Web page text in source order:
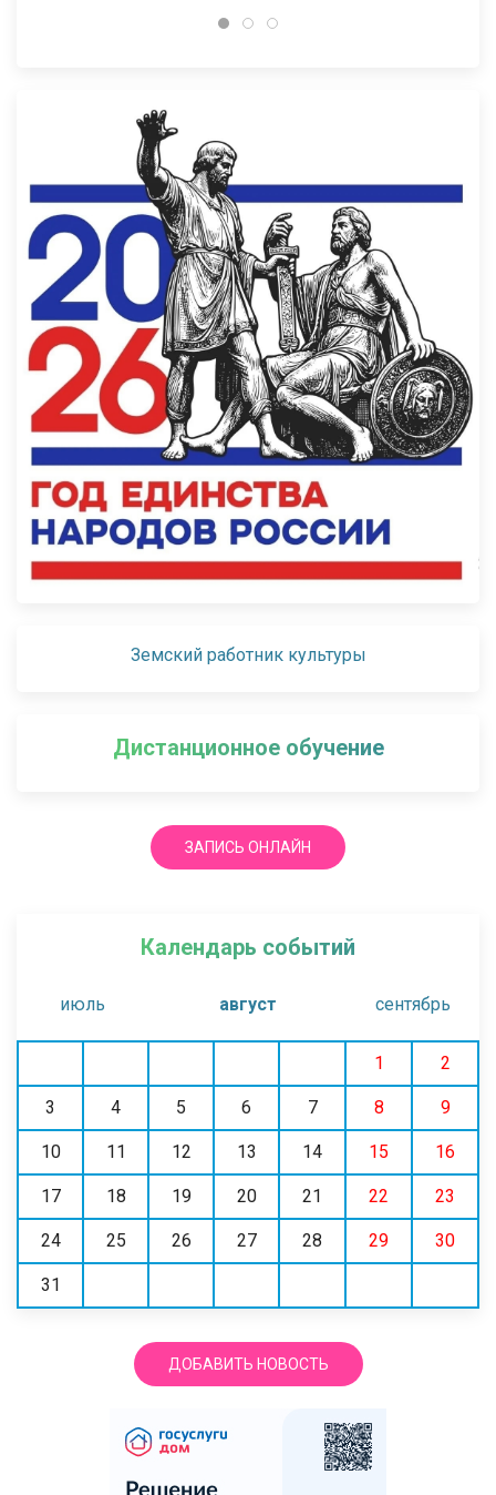
Земский работник культуры
Дистанционное обучение
ЗАПИСЬ ОНЛАЙН
Календарь событий
июль август сентябрь
1 2
3 4 5 6 7 8 9
10 11 12 13 14 15 16
17 18 19 20 21 22 23
24 25 26 27 28 29 30
31
ДОБАВИТЬ НОВОСТЬ